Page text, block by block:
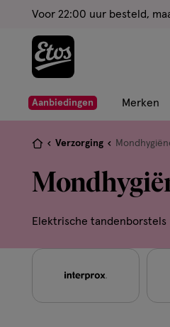
ga
de
hoofd
ga
naar
de
ga
naar
Voor 22:00 uur besteld,
Aanbiedingen Merken
Je
hier:
Verzorging
Elektrische tandenborstels